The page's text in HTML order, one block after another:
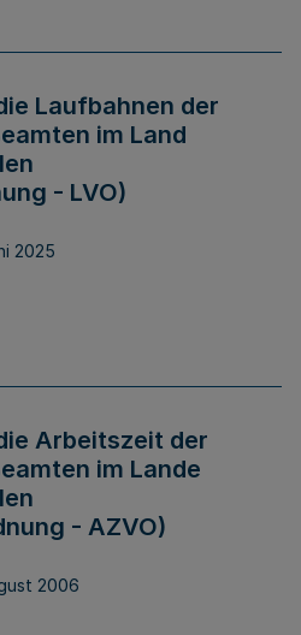
Laufbahnen der
im Land
- LVO)
2025
Arbeitszeit der
im Lande
- AZVO)
2006